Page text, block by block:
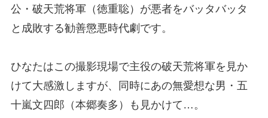
公・破天荒将軍（徳重聡）が悪者をバッタバッタ
と成敗する勧善懲悪時代劇です。
ひなたはこの撮影現場で主役の破天荒将軍を見か
けて大感激しますが、同時にあの無愛想な男・五
十嵐文四郎（本郷奏多）も見かけて…。